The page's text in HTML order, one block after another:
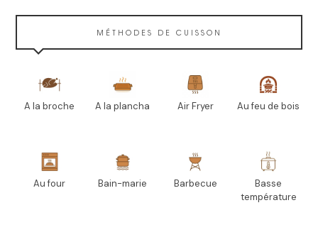
MÉTHODES DE CUISSON
A la broche A la plancha Air Fryer Au feu de bois
Au four Bain-marie Barbecue
Basse
température